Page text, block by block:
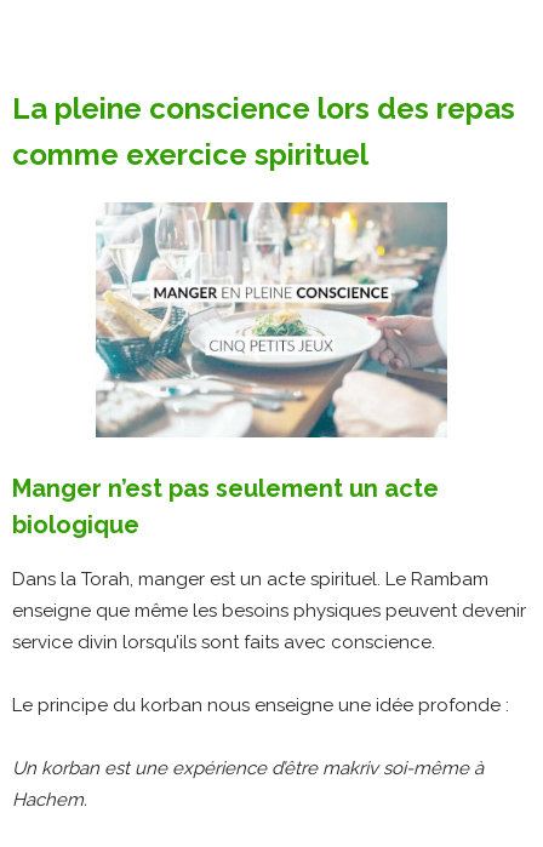
La pleine conscience lors des repas
comme exercice spirituel
Manger n’est pas seulement un acte
biologique
Dans la Torah, manger est un acte spirituel. Le Rambam
enseigne que même les besoins physiques peuvent devenir
service divin lorsqu’ils sont faits avec conscience.
Le principe du korban nous enseigne une idée profonde :
Un korban est une expérience d’être makriv soi-même à
Hachem.